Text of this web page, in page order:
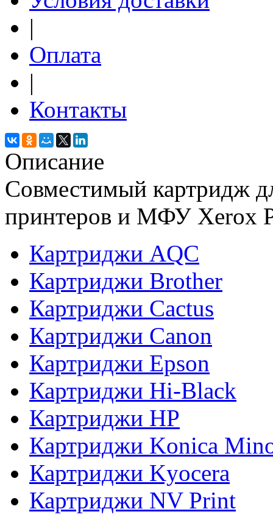
|
Оплата
|
Контакты
Описание
Совместимый картридж
принтеров и МФУ Xerox
Картриджи AQC
Картриджи Brother
Картриджи Cactus
Картриджи Canon
Картриджи Epson
Картриджи Hi-Black
Картриджи HP
Картриджи Konica
Картриджи Kyocera
Картриджи NV Print